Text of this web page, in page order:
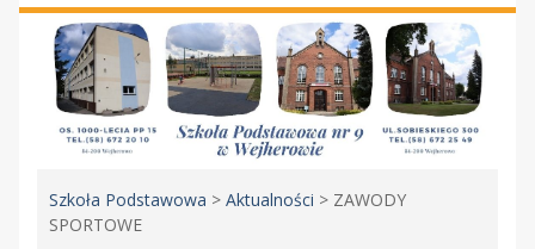
Szkoła Podstawowa > Aktualności > ZAWODY
SPORTOWE